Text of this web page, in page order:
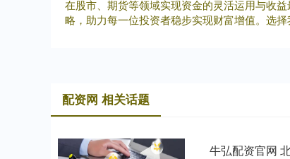
在股市、期货等领域实现资金的灵活运用与收
略，助力每一位投资者稳步实现财富增值。选
配资网 相关话题
牛弘配资官网